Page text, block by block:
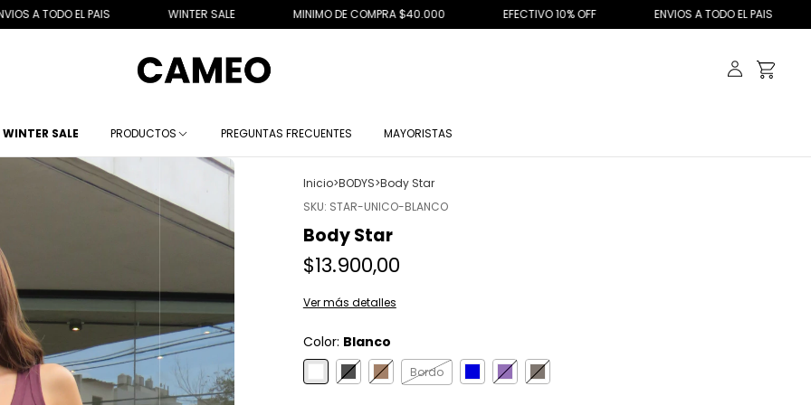
WINTER SALE MINIMO DE COMPRA $40.000 EFECTIVO 10% OFF ENVIOS A TODO EL PAIS WINTER SALE
WINTER SALE PRODUCTOS PREGUNTAS FRECUENTES MAYORISTAS
Inicio>BODYS>Body Star
SKU: STAR-UNICO-BLANCO
Body Star
$13.900,00
Ver más detalles
Color: Blanco
Bordo